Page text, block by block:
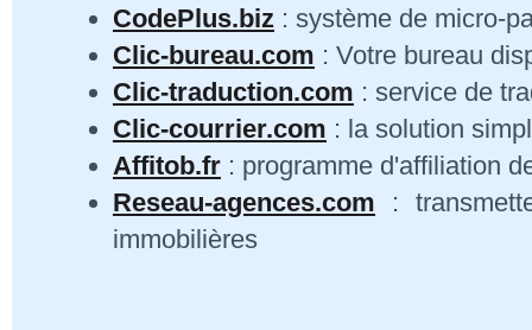
CodePlus.biz : système de micro-
Clic-bureau.com : Votre bureau
Clic-traduction.com : service de
Clic-courrier.com : la solution
Affitob.fr : programme d'affiliation
Reseau-agences.com :
immobilières